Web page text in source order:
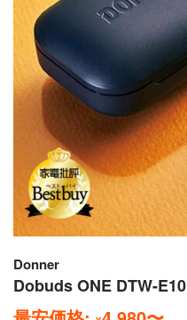
Donner
Dobuds ONE DTW-E10